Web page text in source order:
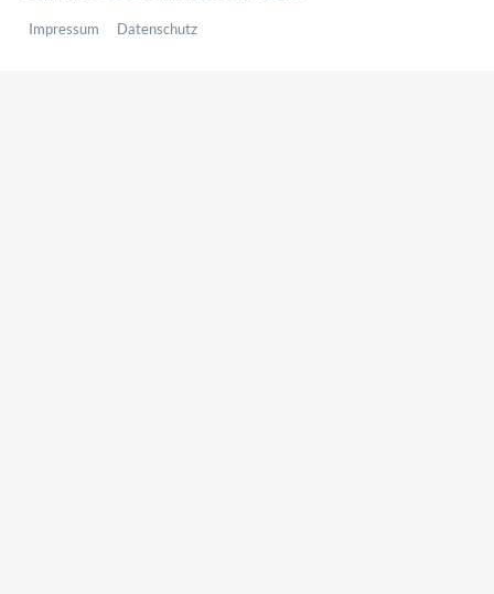
Impressum Datenschutz